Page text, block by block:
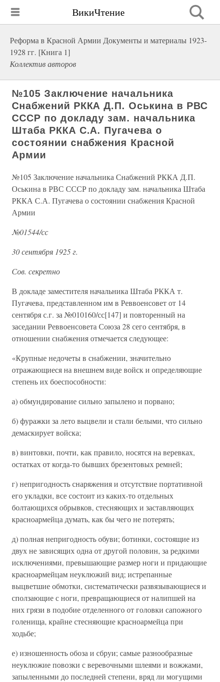
ВикиЧтение
Реформа в Красной Армии Документы и материалы 1923-
1928 гг. [Книга 1]
Коллектив авторов
№105 Заключение начальника
Снабжений РККА Д.П. Оськина в РВС
СССР по докладу зам. начальника
Штаба РККА С.А. Пугачева о
состоянии снабжения Красной
Армии
№105 Заключение начальника Снабжений РККА Д.П.
Оськина в РВС СССР по докладу зам. начальника Штаба
РККА С.А. Пугачева о состоянии снабжения Красной
Армии
№01544/сс
30 сентября 1925 г.
Сов. секретно
В докладе заместителя начальника Штаба РККА т.
Пугачева, представленном им в Реввоенсовет от 14
сентября с.г. за №010160/сс[147] и повторенный на
заседании Реввоенсовета Союза 28 сего сентября, в
отношении снабжения отмечается следующее:
«Крупные недочеты в снабжении, значительно
отражающиеся на внешнем виде войск и определяющие
степень их боеспособности:
а) обмундирование сильно запылено и порвано;
б) фуражки за лето выцвели и стали белыми, что сильно
демаскирует войска;
в) винтовки, почти, как правило, носятся на веревках,
остатках от когда-то бывших брезентовых ремней;
г) непригодность снаряжения и отсутствие портативной
его укладки, все состоит из каких-то отдельных
болтающихся обрывков, стесняющих и заставляющих
красноармейца думать, как бы чего не потерять;
д) полная непригодность обуви; ботинки, состоящие из
двух не зависящих одна от другой половин, за редкими
исключениями, превышающие размер ноги и придающие
красноармейцам неуклюжий вид; истрепанные
выцветшие обмотки, систематически развязывающиеся и
сползающие с ноги, превращающиеся от налипшей на
них грязи в подобие отделенного от головки сапожного
голенища, крайне стесняющие красноармейца при
ходьбе;
е) изношенность обоза и сбруи; самые разнообразные
неуклюжие повозки с веревочными шлеями и вожжами,
запыленными до последней степени, вряд ли могущими